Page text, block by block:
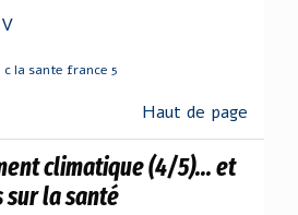
c la sante france 5
Haut de page
climatique (4/5)... et
sur la santé